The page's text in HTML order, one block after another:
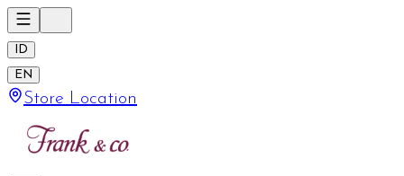
ID
EN
Store Location